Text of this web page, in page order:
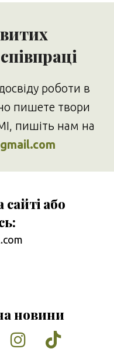
роботи в
пишете твори
пишіть нам на
або
новини
Instagram
Tiktok